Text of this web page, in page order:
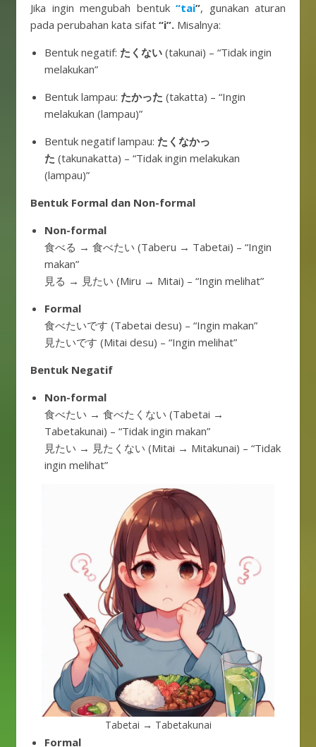
Jika ingin mengubah bentuk “tai”, gunakan aturan
pada perubahan kata sifat “i”. Misalnya:
Bentuk negatif: たくない (takunai) – “Tidak ingin
melakukan”
Bentuk lampau: たかった (takatta) – “Ingin
melakukan (lampau)”
Bentuk negatif lampau: たくなかっ
た (takunakatta) – “Tidak ingin melakukan
(lampau)”
Bentuk Formal dan Non-formal
Non-formal
食べる → 食べたい (Taberu → Tabetai) – “Ingin
makan”
見る → 見たい (Miru → Mitai) – “Ingin melihat”
Formal
食べたいです (Tabetai desu) – “Ingin makan”
見たいです (Mitai desu) – “Ingin melihat”
Bentuk Negatif
Non-formal
食べたい → 食べたくない (Tabetai →
Tabetakunai) – “Tidak ingin makan”
見たい → 見たくない (Mitai → Mitakunai) – “Tidak
ingin melihat”
Tabetai → Tabetakunai
Formal